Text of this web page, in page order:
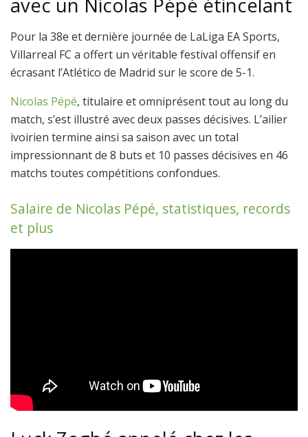
avec un Nicolas Pépé étincelant
Pour la 38e et dernière journée de LaLiga EA Sports,
Villarreal FC a offert un véritable festival offensif en
écrasant l’Atlético de Madrid sur le score de 5-1.
Nicolas Pépé, titulaire et omniprésent tout au long du
match, s’est illustré avec deux passes décisives. L’ailier
ivoirien termine ainsi sa saison avec un total
impressionnant de 8 buts et 10 passes décisives en 46
matchs toutes compétitions confondues.
Salaire de Nicolas Pépé, statistiques, records
et plus